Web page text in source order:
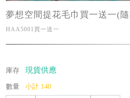
夢想空間提花毛巾買一送一(
HAA5001買一送一
庫存 現貨供應
數量 小計 140